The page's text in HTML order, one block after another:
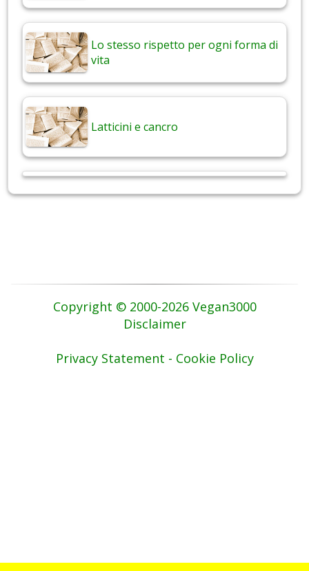
Lo stesso rispetto per ogni forma di
vita
Latticini e cancro
Copyright © 2000-2026 Vegan3000
Disclaimer
Privacy Statement - Cookie Policy